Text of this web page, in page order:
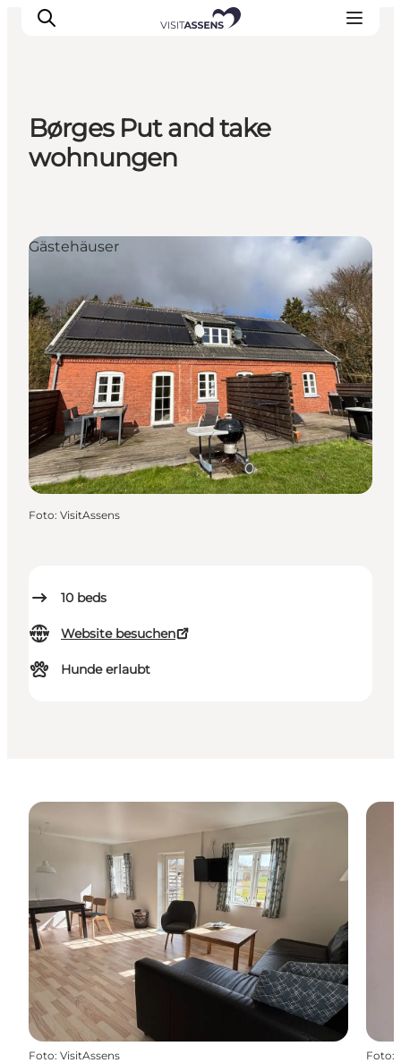
Unterkünfte
Öffnungszeiten
Børges Put and take
wohnungen
10 beds
Website besuchen
Hunde erlaubt
Gästehäuser
Foto: VisitAssens
Foto: VisitAssens Foto: